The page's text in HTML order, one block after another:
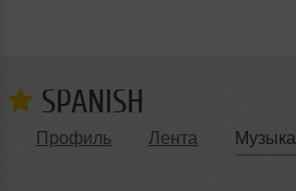
SPANISH
Профиль Лента Музыка